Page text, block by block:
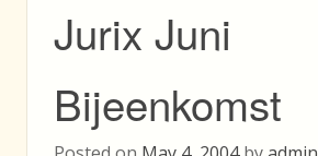
Jurix Juni
Bijeenkomst